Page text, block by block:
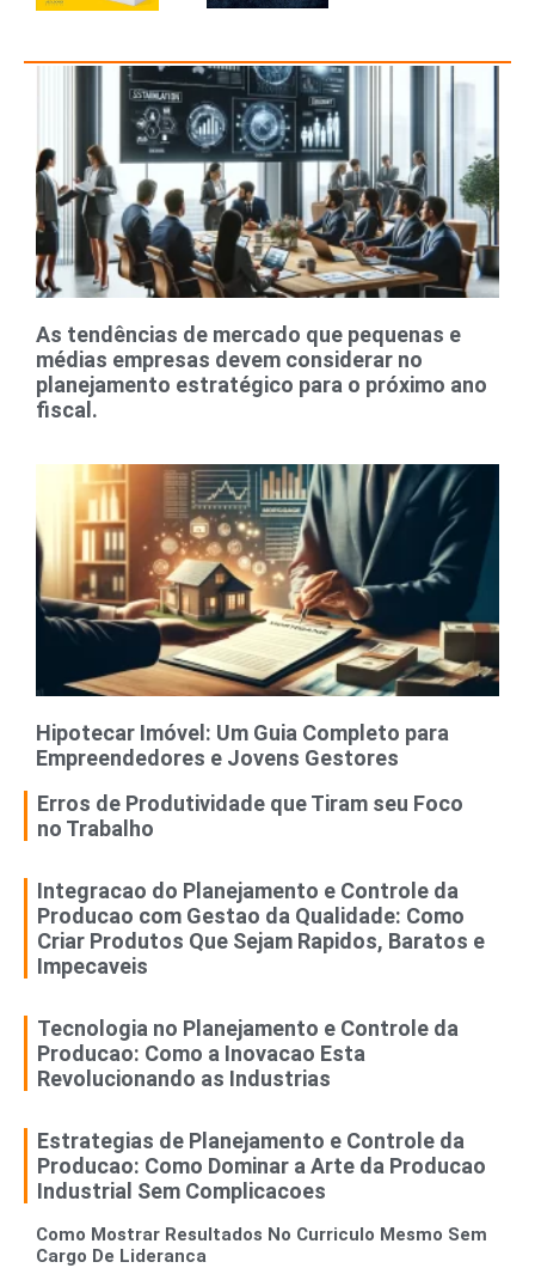
As tendências de mercado que pequenas e
médias empresas devem considerar no
planejamento estratégico para o próximo ano
fiscal.
Hipotecar Imóvel: Um Guia Completo para
Empreendedores e Jovens Gestores
Erros de Produtividade que Tiram seu Foco
no Trabalho
Integracao do Planejamento e Controle da
Producao com Gestao da Qualidade: Como
Criar Produtos Que Sejam Rapidos, Baratos e
Impecaveis
Tecnologia no Planejamento e Controle da
Producao: Como a Inovacao Esta
Revolucionando as Industrias
Estrategias de Planejamento e Controle da
Producao: Como Dominar a Arte da Producao
Industrial Sem Complicacoes
Como Mostrar Resultados No Curriculo Mesmo Sem
Cargo De Lideranca